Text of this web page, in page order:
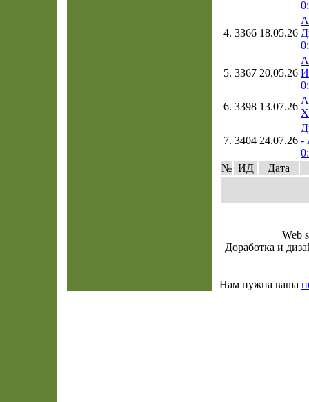
4. 3366 18.05.26
5. 3367 20.05.26
6. 3398 13.07.26
7. 3404 24.07.26 -
№ ИД Дата
Web
Доработка и
Нам нужна ваша